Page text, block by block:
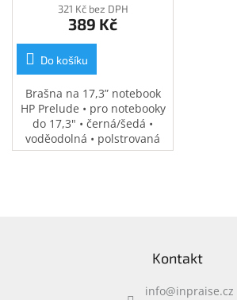
321 Kč bez DPH
389 Kč
Do košíku
Brašna na 17,3” notebook
HP Prelude • pro notebooky
do 17,3" • černá/šedá •
voděodolná • polstrovaná
přihrádka na notebook •
Kontakt
info@inpraise.cz